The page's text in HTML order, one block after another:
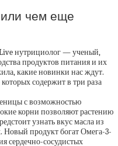
или чем еще
нутрициолог — ученый,
продуктов питания и их
какие новинки нас ждут.
содержит в три раза
с возможностью
корни позволяют растению
узнать вкус масла из
Новый продукт богат Омега-3-
сердечно-сосудистых